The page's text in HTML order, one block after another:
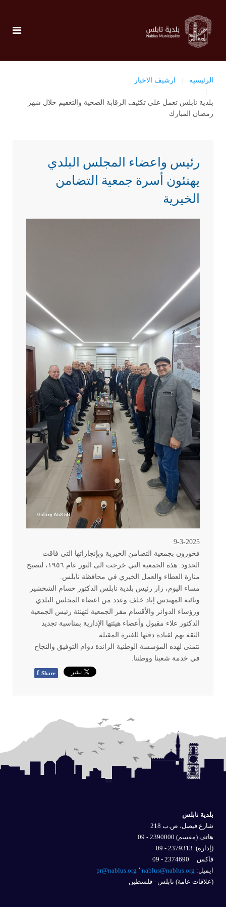
الرئيسيه ارشيف الاخبار
بلدية نابلس تعمل على تكثيف الرقابة الصحية والتعقيم خلال شهر
رمضان المبارك
رئيس واعضاء المجلس البلدي
يهنئون أسرة جمعية التضامن
الخيرية
9-3-2025
فخورون بجمعية التضامن الخيرية وبإنجازاتها التي فاقت
الحدود. هذه الجمعية التي خرجت الى النور عام ١٩٥٦، لتصبح
منارة العطاء والعمل الخيري في محافظة نابلس
مساء اليوم، زار رئيس بلدية نابلس الدكتور حسام الشخشير
ونائبه المهندس إياد خلف وعدد من اعضاء المجلس البلدي
ورؤساء الدوائر والأقسام مقر الجمعية لتهنئة رئيس الجمعية
الدكتور علاء مقبول وأعضاء هيئتها الإدارية بمناسبة تجديد
الثقة بهم لقيادة دفتها للفترة المقبلة
نتمنى لهذه المؤسسة الوطنية الرائدة دوام التوفيق والنجاح
في خدمة شعبنا ووطننا
f Share
بلدية نابلس
شارع فيصل، ص.ب 218
هاتف (مقسم) 2390000 - 09
(إدارة)
فاكس 2374690 - 09
ايميل: nablus@nablus.org
pr@nablus.org
(علاقات عامة) نابلس - فلسطين